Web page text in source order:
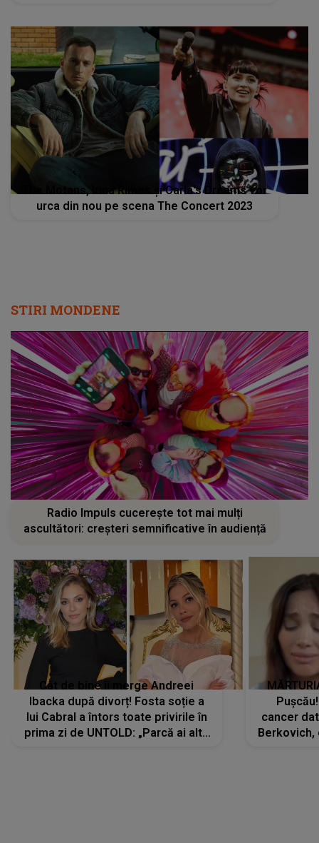
The Motans, Irina Rimes și Carla's Dreams vor
urca din nou pe scena The Concert 2023
STIRI MONDENE
Radio Impuls cucerește tot mai mulți
ascultători: creșteri semnificative în audiență
Cât de bine îi merge Andreei
Ibacka după divorț! Fosta soție a
lui Cabral a întors toate privirile în
prima zi de UNTOLD: „Parcă ai altă
cancer
Berkovich,